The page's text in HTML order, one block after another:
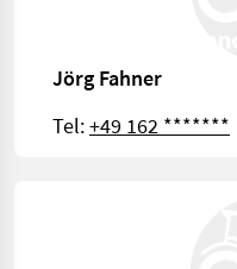
Jörg Fahner
Tel:+49 162 *******